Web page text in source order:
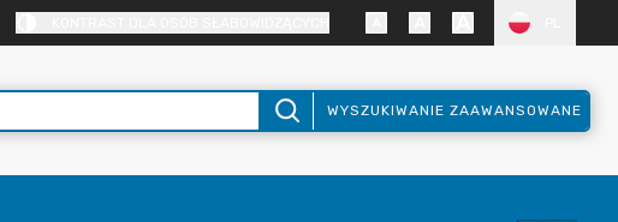
WYSZUKIWANIE ZAAWANSOWANE